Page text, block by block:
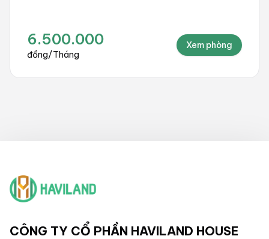
6.500.000
đồng/Tháng
Xem phòng
CÔNG TY CỔ PHẦN HAVILAND HOUSE